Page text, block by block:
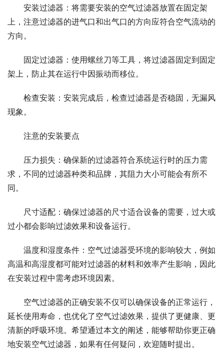
安装过滤器：将需要安装的空气过滤器放置在固定架
上，注意过滤器的进气口和出气口的方向应符合空气流动的
方向。
固定过滤器：使用螺丝刀等工具，将过滤器固定到固定
架上，防止其在运行中因振动而移位。
检查安装：安装完成后，检查过滤器是否稳固，无漏风
现象。
注意的安装要点
压力损失：确保新的过滤器符合系统运行时的压力需
求，不同的过滤器种类和品牌，其阻力大小可能会有所不
同。
尺寸适配：确保过滤器的尺寸适合设备的需要，过大或
过小都会影响过滤效果和设备运行。
温度和湿度条件：空气过滤器受环境的影响较大，例如
高温和高湿度都可能对过滤器的材料和效率产生影响，因此
在安装过程中需考虑环境因素。
空气过滤器的正确安装不仅可以确保设备的正常运行，
延长使用寿命，也优化了空气过滤效果，提供了更健康、更
清新的呼吸环境。希望通过本文的阐述，能够帮助你更正确
地安装空气过滤器，如果有任何疑问，欢迎随时提出。